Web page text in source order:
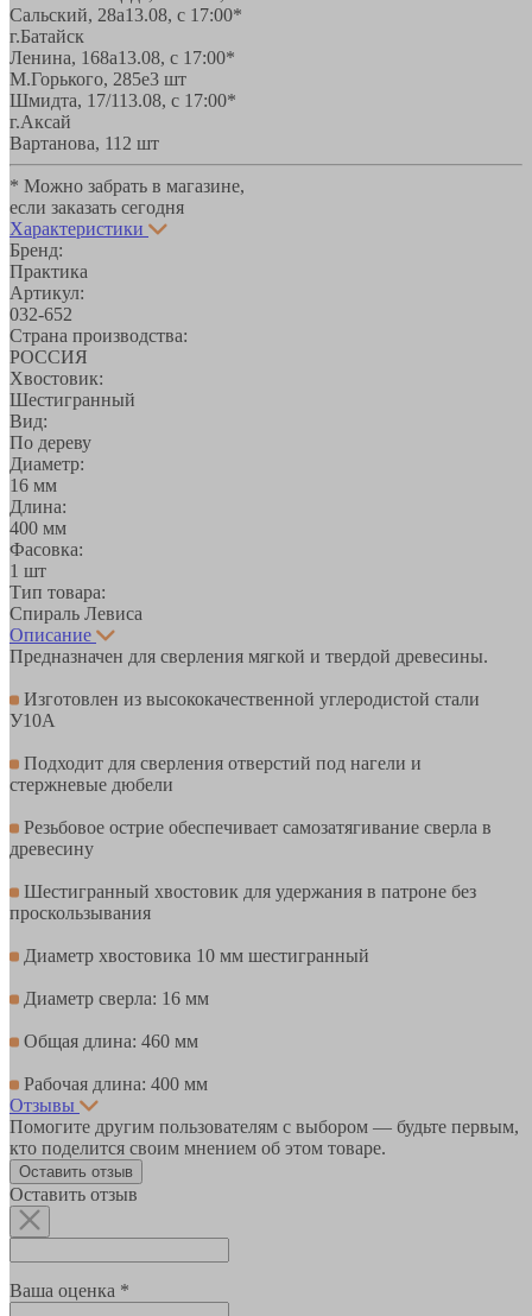
Сальский, 28a13.08, с 17:00*
г.Батайск
Ленина, 168а13.08, с 17:00*
М.Горького, 285е3 шт
Шмидта, 17/113.08, с 17:00*
г.Аксай
Вартанова, 11 2 шт
* Можно забрать в магазине,
если заказать сегодня
Характеристики
Бренд:
Практика
Артикул:
032-652
Страна производства:
РОССИЯ
Хвостовик:
Шестигранный
Вид:
По дереву
Диаметр:
16 мм
Длина:
400 мм
Фасовка:
1 шт
Тип товара:
Спираль Левиса
Описание
Предназначен для сверления мягкой и твердой древесины.
Изготовлен из высококачественной углеродистой стали
У10А
Подходит для сверления отверстий под нагели и
стержневые дюбели
Резьбовое острие обеспечивает самозатягивание сверла в
древесину
Шестигранный хвостовик для удержания в патроне без
проскользывания
Диаметр хвостовика 10 мм шестигранный
Диаметр сверла: 16 мм
Общая длина: 460 мм
Рабочая длина: 400 мм
Отзывы
Помогите другим пользователям с выбором — будьте первым,
кто поделится своим мнением об этом товаре.
Оставить отзыв
Оставить отзыв
Ваша оценка *